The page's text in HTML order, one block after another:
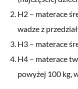
H2 – materace
wadze z
H3 – materace
H4 – materace
powyżej 100 kg,